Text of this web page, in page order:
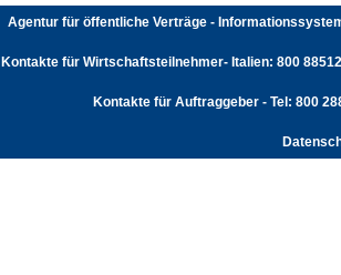
Agentur für öffentliche Verträge -
Kontakte für Wirtschaftsteilnehmer- Italien: 800
Kontakte für Auftraggeber - Tel: 800